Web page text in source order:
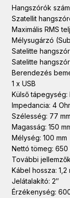
Hangszórók
Szatellit
Maximális RMS
Mélysugárzó
Satelitte
Satelitte
Berendezés
1 x USB
Külső tápegység:
Impedancia: 4
Szélesség: 77 mm
Magasság: 150
Mélység: 100 mm
Nettó tömeg: 650
További
Kábel hossza:
Jelátalakító: 2″
Érzékenység: